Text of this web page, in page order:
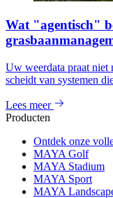
Wat "agentisch"
Uw weerdata praat niet
scheidt van systemen
Lees meer
Producten
Ontdek onze
MAYA Golf
MAYA Stadium
MAYA Sport
MAYA